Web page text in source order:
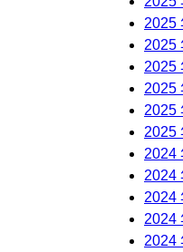
2025
2025
2025
2025
2025
2025
2024
2024
2024
2024
2024